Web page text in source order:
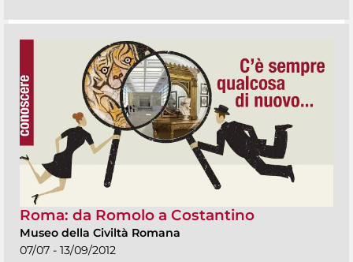
Roma: da Romolo a Costantino
Museo della Civiltà Romana
07/07 - 13/09/2012